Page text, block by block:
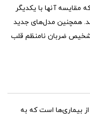
مقایسه آنها با یکدیگر
همچنین مدل‌های جدید
ضربان نامنظم قلب
بیماری‌ها است که به